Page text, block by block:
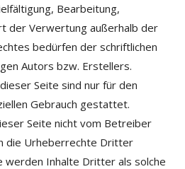
Bearbeitung,
der Verwertung außerhalb der
bedürfen der schriftlichen
Autors bzw. Erstellers.
Seite sind nur für den
Gebrauch gestattet.
Seite nicht vom Betreiber
die Urheberrechte Dritter
werden Inhalte Dritter als solche